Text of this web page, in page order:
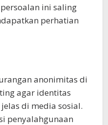
ini saling
perhatian
anonimitas di
agar identitas
di media sosial.
penyalahgunaan